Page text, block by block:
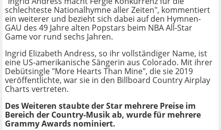
schlechteste Nationalhymne aller Zeiten", kommentiert
ein weiterer und bezieht sich dabei auf den Hymnen-
GAU des 49 Jahre alten Popstars beim NBA All-Star
Game vor rund sechs Jahren.
Ingrid Elizabeth Andress, so ihr vollständiger Name, ist
eine US-amerikanische Sängerin aus Colorado. Mit ihrer
Debütsingle "More Hearts Than Mine", die sie 2019
veröffentlichte, war sie in den Billboard Country Airplay
Charts vertreten.
Des Weiteren staubte der Star mehrere Preise im
Bereich der Country-Musik ab, wurde für mehrere
Grammy Awards nominiert.